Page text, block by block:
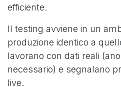
efficiente.
Il testing avviene in un
produzione identico a
lavorano con dati reali
necessario) e segnalano
live.